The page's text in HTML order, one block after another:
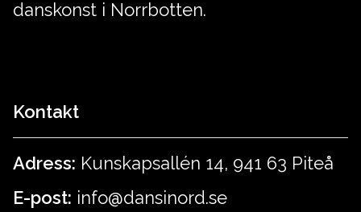
danskonst i Norrbotten.
Kontakt
Adress: Kunskapsallén 14, 941 63 Piteå
E-post: info@dansinord.se